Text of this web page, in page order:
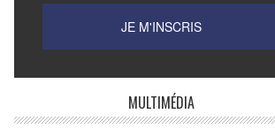
MULTIMÉDIA